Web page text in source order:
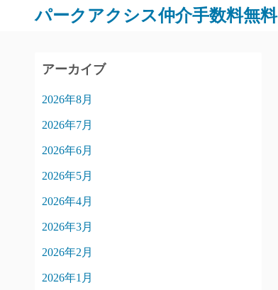
パークアクシス仲介手数料無料
アーカイブ
2026年8月
2026年7月
2026年6月
2026年5月
2026年4月
2026年3月
2026年2月
2026年1月